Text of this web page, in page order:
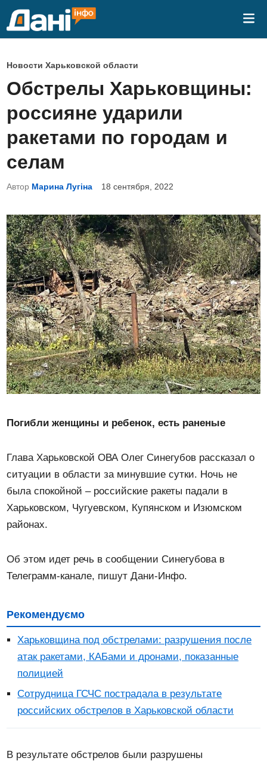
О
п
у
б
л
и
к
о
а
н
о
в
Новости Харьковской области
Обстрелы Харьковщины:
россияне ударили
ракетами по городам и
селам
Автор Марина Лугіна 18 сентября, 2022
Погибли женщины и ребенок, есть раненые
Глава Харьковской ОВА Олег Синегубов рассказал о
ситуации в области за минувшие сутки. Ночь не
была спокойной – российские ракеты падали в
Харьковском, Чугуевском, Купянском и Изюмском
районах.
Об этом идет речь в сообщении Синегубова в
Телеграмм-канале, пишут Дани-Инфо.
Рекомендуємо
Харьковщина под обстрелами: разрушения после
атак ракетами, КАБами и дронами, показанные
полицией
Сотрудница ГСЧС пострадала в результате
российских обстрелов в Харьковской области
В результате обстрелов были разрушены